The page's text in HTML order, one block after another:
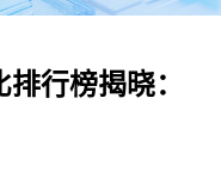
行榜揭晓：